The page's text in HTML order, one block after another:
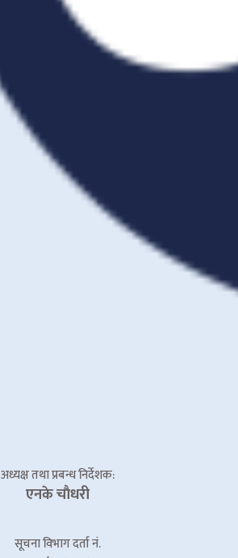
अध्यक्ष तथा प्रबन्ध निर्देशक:
एनके चाैधरी
सूचना विभाग दर्ता नं.